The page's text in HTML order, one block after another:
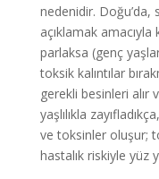
nedenidir. Doğu’da,
açıklamak amacıyla
parlaksa (genç
toksik kalıntılar
gerekli besinleri alır
yaşlılıkla
ve toksinler oluşur;
hastalık riskiyle yüz